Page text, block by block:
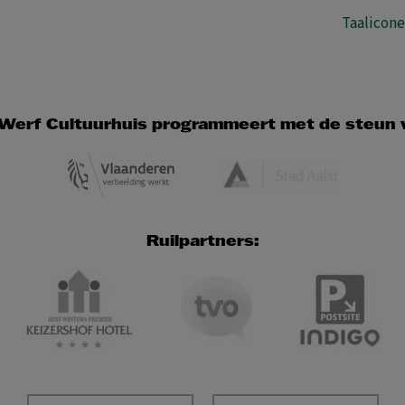
Cultuurhuis programmeert met de steun
Ruilpartners: